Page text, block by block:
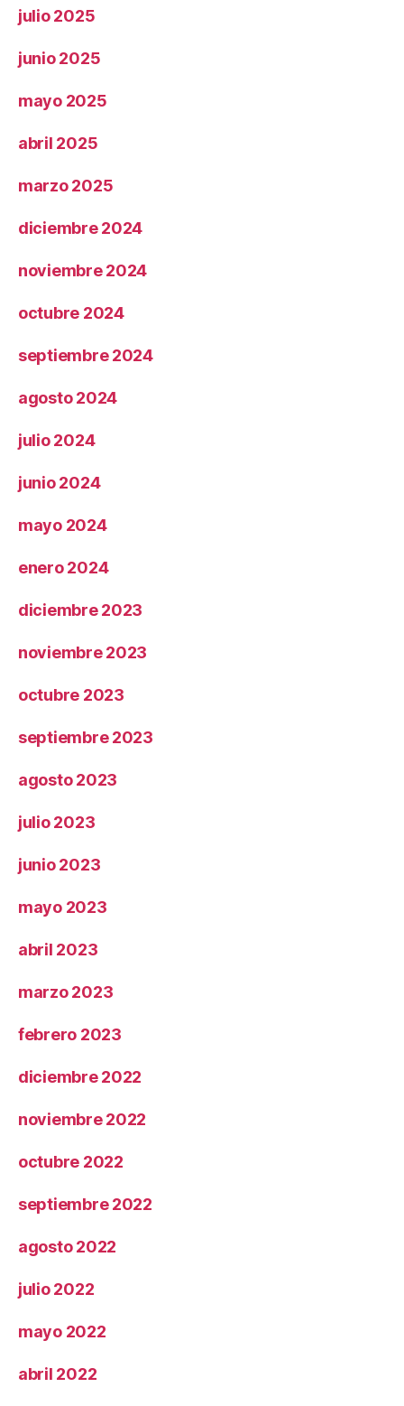
julio 2025
junio 2025
mayo 2025
abril 2025
marzo 2025
diciembre 2024
noviembre 2024
octubre 2024
septiembre 2024
agosto 2024
julio 2024
junio 2024
mayo 2024
enero 2024
diciembre 2023
noviembre 2023
octubre 2023
septiembre 2023
agosto 2023
julio 2023
junio 2023
mayo 2023
abril 2023
marzo 2023
febrero 2023
diciembre 2022
noviembre 2022
octubre 2022
septiembre 2022
agosto 2022
julio 2022
mayo 2022
abril 2022